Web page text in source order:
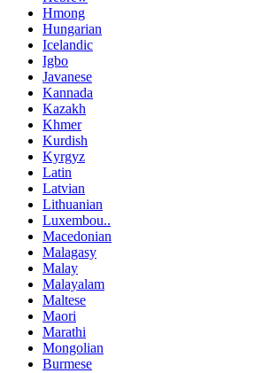
Hmong
Hungarian
Icelandic
Igbo
Javanese
Kannada
Kazakh
Khmer
Kurdish
Kyrgyz
Latin
Latvian
Lithuanian
Luxembou..
Macedonian
Malagasy
Malay
Malayalam
Maltese
Maori
Marathi
Mongolian
Burmese